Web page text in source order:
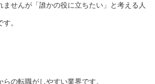
ませんが「誰かの役に立ちたい」と考える人
。
の転職がしやすい業界です。